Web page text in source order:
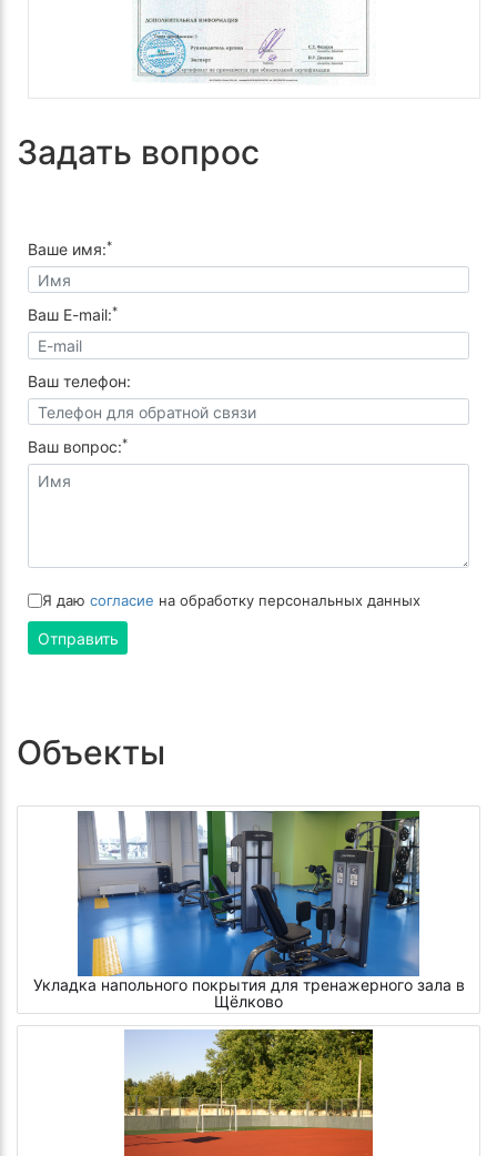
Задать вопрос
Ваше имя:*
Ваш E-mail:*
Ваш телефон:
Ваш вопрос:*
Я даю согласие на обработку персональных данных
Отправить
Объекты
Укладка напольного покрытия для тренажерного зала в
Щёлково